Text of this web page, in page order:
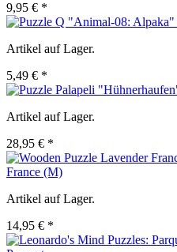
9,95 € *
Artikel auf Lager.
5,49 € *
Artikel auf Lager.
28,95 € *
France (M)
Artikel auf Lager.
14,95 € *